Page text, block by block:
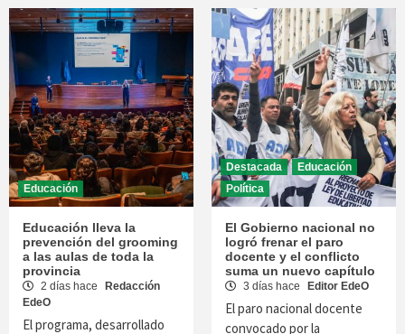
Educación
Educación lleva la
prevención del grooming
a las aulas de toda la
provincia
2 días hace
Redacción
EdeO
El programa, desarrollado
Destacada
Educación
Política
El Gobierno nacional no
logró frenar el paro
docente y el conflicto
suma un nuevo capítulo
3 días hace Editor EdeO
El paro nacional docente
convocado por la